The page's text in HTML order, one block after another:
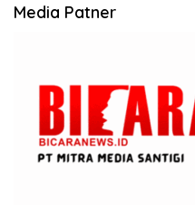
Media Patner